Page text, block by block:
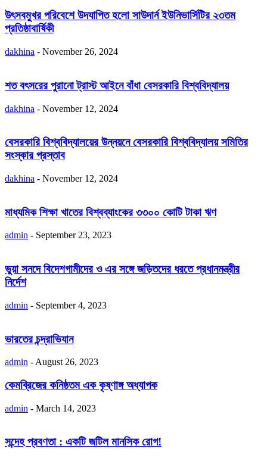
উৎসবমুখর পরিবেশে উদযাপিত হলো সাউদার্ন ইউনিভার্সিটির ২৩তম
প্রতিষ্ঠাবার্ষিকী
dakhina - November 26, 2024
শত বৎসরের পুরানো ট্রাস্ট আইনে বাঁধা বেসরকারি বিশ্ববিদ্যালয়
dakhina - November 12, 2024
বেসরকারি বিশ্ববিদ্যালয়ের উন্নয়নে বেসরকারি বিশ্ববিদ্যালয় সমিতির
সংস্কার প্রস্তাব
dakhina - November 12, 2024
মাধ্যমিক শিক্ষা খাতের বিশ্বব্যাংকের ৩৩০০ কোটি টাকা ঋণ
admin - September 23, 2023
ভুয়া সনদে বিদেশগামীদের ও এর সঙ্গে জড়িতদের ধরতে প্রধানমন্ত্রীর
নির্দেশ
admin - September 4, 2023
ভারতের চন্দ্রাভিযান
admin - August 26, 2023
কেমব্রিজের কনিষ্ঠতম এক কৃষ্ণাঙ্গ অধ্যাপক
admin - March 14, 2023
সন্দেহ প্রবণতা : একটি জটিল মানসিক রোগ!